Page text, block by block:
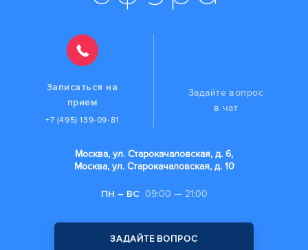
Записаться на
прием
+7 (495) 139-09-81
Задайте вопрос
в чат
Москва, ул. Старокачаловская, д. 6,
Москва, ул. Старокачаловская, д. 10
ПН – ВС 09:00 — 21:00
ЗАДАЙТЕ ВОПРОС